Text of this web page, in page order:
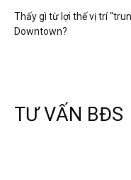
Thấy gì từ lợi thế vị trí
Downtown?
TƯ VẤN BĐS